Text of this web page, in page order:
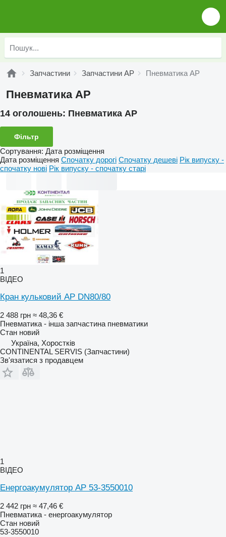
Запчастини Запчастини AP Пневматика AP
Пневматика AP
14 оголошень: Пневматика AP
Фільтр
Сортування: Дата розміщення
Дата розміщення Спочатку дорогі Спочатку дешеві Рік випуску -
спочатку нові Рік випуску - спочатку старі
1
ВІДЕО
Кран кульковий AP DN80/80
2 488 грн ≈ 48,36 €
Пневматика - інша запчастина пневматики
Стан новий
Україна, Хоростків
CONTINENTAL SERVIS (Запчастини)
Зв'язатися з продавцем
1
ВІДЕО
Енергоакумулятор AP 53-3550010
2 442 грн ≈ 47,46 €
Пневматика - енергоакумулятор
Стан новий
53-3550010